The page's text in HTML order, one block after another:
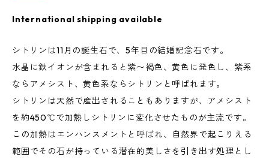
International shipping available
シトリンは11月の誕生石で、5年目の結婚記念石です。
水晶に鉄イオンが含まれると紫〜褐色、黄色に発色し、紫系
ならアメシスト、黄色系ならシトリンと呼ばれます。
シトリンは天然で産出されることもありますが、アメシスト
を約450℃で加熱しシトリンに変化させたものが主流です。
この加熱はエンハンスメントと呼ばれ、自然界で起こりえる
範囲でその石が持っている潜在的美しさを引き出す処理とし